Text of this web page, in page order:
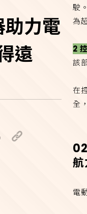
力電
遠
駛
為
2
該
在
全
航
電